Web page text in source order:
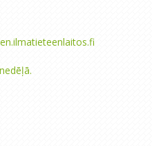
en.ilmatieteenlaitos.fi